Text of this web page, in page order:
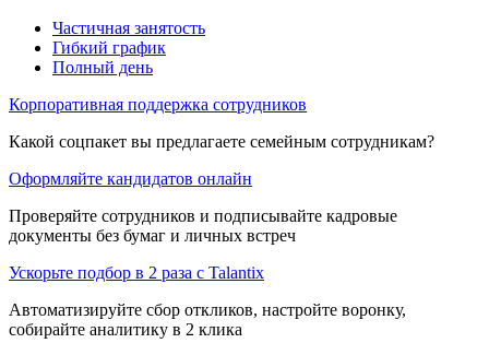
Частичная занятость
Гибкий график
Полный день
Корпоративная поддержка сотрудников
Какой соцпакет вы предлагаете семейным сотрудникам?
Оформляйте кандидатов онлайн
Проверяйте сотрудников и подписывайте кадровые
документы без бумаг и личных встреч
Ускорьте подбор в 2 раза с Talantix
Автоматизируйте сбор откликов, настройте воронку,
собирайте аналитику в 2 клика